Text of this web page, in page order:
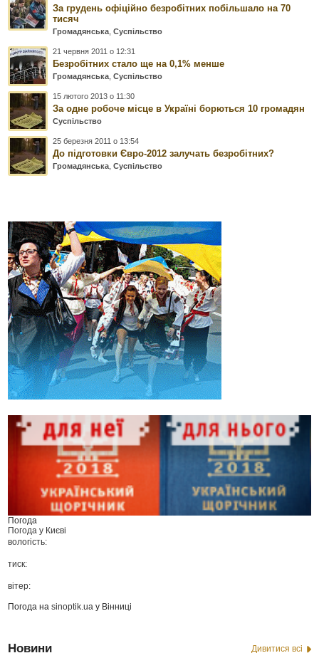
За грудень офіційно безробітних побільшало на 70
тисяч
Громадянська ,Суспільство
21 червня 2011 о 12:31
Безробітних стало ще на 0,1% менше
Громадянська ,Суспільство
15 лютого 2013 о 11:30
За одне робоче місце в Україні борються 10 громадян
Суспільство
25 березня 2011 о 13:54
До підготовки Євро-2012 залучать безробітних?
Громадянська ,Суспільство
Погода
Погода у Києві
вологість:
тиск:
вітер:
Погода наsinoptik.ua у Вінниці
Новини Дивитися всі